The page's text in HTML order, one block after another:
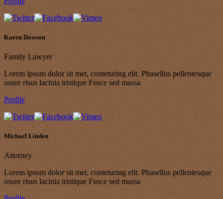
Karen Dawson
Family Lawyer
Lorem ipsum dolor sit met, conteturing elit. Phasellus pellentesque
osure risus lacinia tristique Fusce sed massa
Profile
Michael Linden
Attorney
Lorem ipsum dolor sit met, conteturing elit. Phasellus pellentesque
osure risus lacinia tristique Fusce sed massa